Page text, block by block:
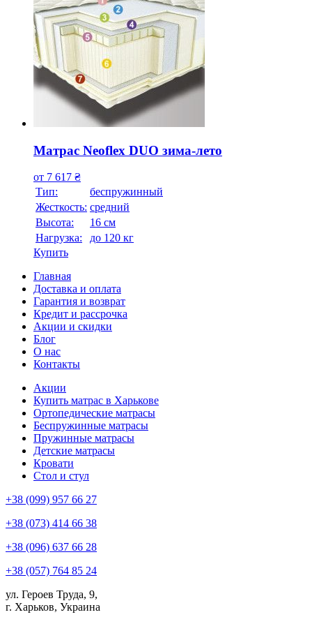
Матрас Neoflex DUO зима-лето
от 7 617 ₴
Тип:
беспружинный
Жесткость: средний
Высотa:
16 см
Нагрузка:
до 120 кг
Купить
Главная
Доставка и оплата
Гарантия и возврат
Кредит и рассрочка
Акции и скидки
Блог
О нас
Контакты
Акции
Купить матрас в Харькове
Ортопедические матрасы
Беспружинные матрасы
Пружинные матрасы
Детские матрасы
Кровати
Стол и стул
+38 (099) 957 66 27
+38 (073) 414 66 38
+38 (096) 637 66 28
+38 (057) 764 85 24
ул. Героев Труда, 9,
г. Харьков, Украина